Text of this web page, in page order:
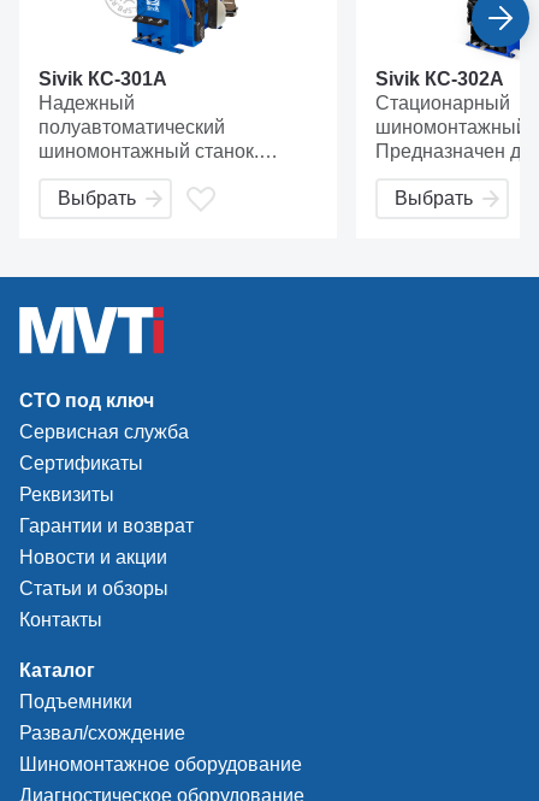
обеспечивает максимальную площадь
соприкосновения лопатки и шины
Удобнее и быстрее в работе
Защищает шину и диск от повреждения
Sivik КС-301А
Надежный
полуавтоматический
шиномонтажный станок.
демонтажа шин легковых
Выбрать
Sivik КС-302А
Стационарный
шиномонтажный
Предназначен
бескамерных
Выбрать
СТО под ключ
Сервисная служба
Сертификаты
Реквизиты
Гарантии и возврат
Новости и акции
Статьи и обзоры
Контакты
Каталог
Подъемники
Развал/схождение
Шиномонтажное оборудование
Диагностическое оборудование